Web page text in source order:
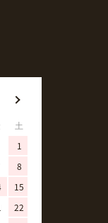
土
1
8
15
22